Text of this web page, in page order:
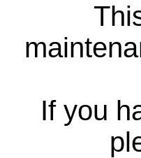
If you